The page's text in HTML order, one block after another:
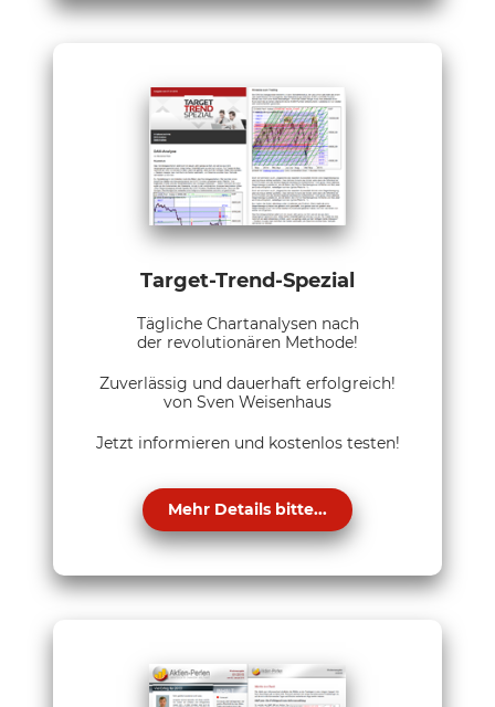
Target-Trend-Spezial
Tägliche Chartanalysen nach
der revolutionären Methode!
Zuverlässig und dauerhaft erfolgreich!
von Sven Weisenhaus
Jetzt informieren und kostenlos testen!
Mehr Details bitte...